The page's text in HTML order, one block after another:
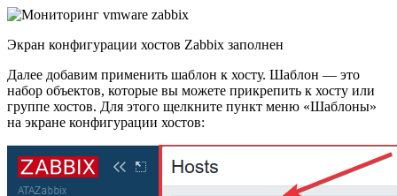
Экран конфигурации хостов Zabbix заполнен
Далее добавим применить шаблон к хосту. Шаблон — это
набор объектов, которые вы можете прикрепить к хосту или
группе хостов. Для этого щелкните пункт меню «Шаблоны»
на экране конфигурации хостов: